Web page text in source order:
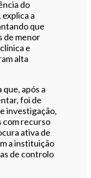
do
a
que
de menor
e
alta
após a
foi de
investigação,
com recurso
ativa de
a instituição
de controlo